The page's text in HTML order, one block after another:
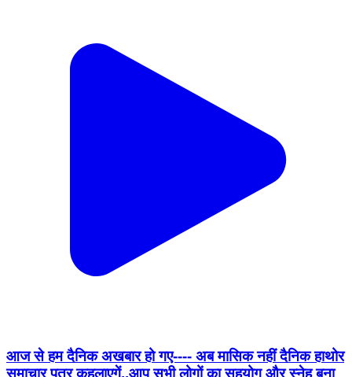
आज से हम दैनिक अखबार हो गए---- अब मासिक नहीं दैनिक हाथोर
समाचार पत्र कहलाएगें..आप सभी लोगों का सहयोग और स्नेह बना